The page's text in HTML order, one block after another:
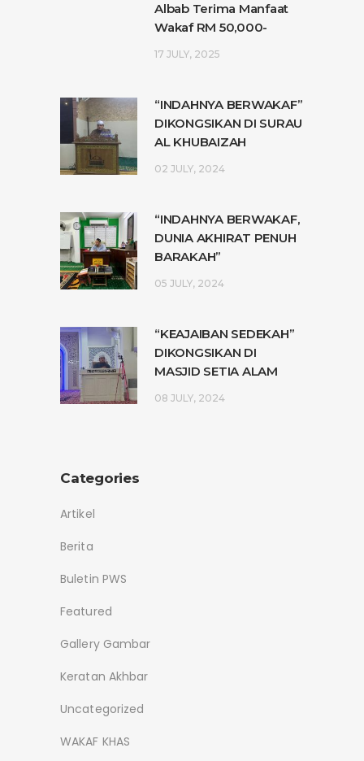
Albab Terima Manfaat
Wakaf RM 50,000-
17 JULY, 2025
“INDAHNYA BERWAKAF”
DIKONGSIKAN DI SURAU
AL KHUBAIZAH
02 JULY, 2024
“INDAHNYA BERWAKAF,
DUNIA AKHIRAT PENUH
BARAKAH”
05 JULY, 2024
“KEAJAIBAN SEDEKAH”
DIKONGSIKAN DI
MASJID SETIA ALAM
08 JULY, 2024
Categories
Artikel
Berita
Buletin PWS
Featured
Gallery Gambar
Keratan Akhbar
Uncategorized
WAKAF KHAS